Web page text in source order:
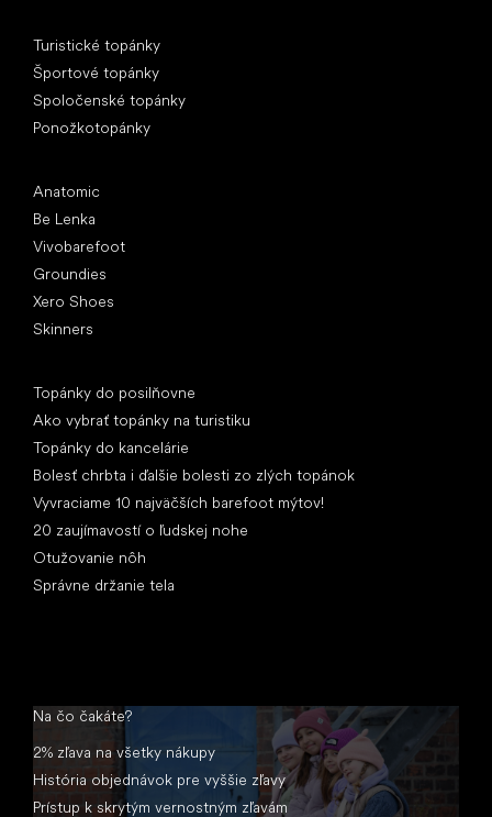
Turistické topánky
Športové topánky
Spoločenské topánky
Ponožkotopánky
Anatomic
Be Lenka
Vivobarefoot
Groundies
Xero Shoes
Skinners
Topánky do posilňovne
Ako vybrať topánky na turistiku
Topánky do kancelárie
Bolesť chrbta i ďalšie bolesti zo zlých topánok
Vyvraciame 10 najväčších barefoot mýtov!
20 zaujímavostí o ľudskej nohe
Otužovanie nôh
Správne držanie tela
Na čo čakáte?
2% zľava na všetky nákupy
História objednávok pre vyššie zľavy
Prístup k skrytým vernostným zľavám